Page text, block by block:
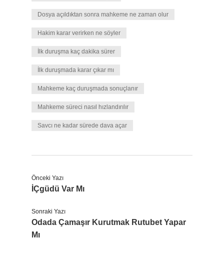
Dosya açıldıktan sonra mahkeme ne zaman olur
Hakim karar verirken ne söyler
İlk duruşma kaç dakika sürer
İlk duruşmada karar çıkar mı
Mahkeme kaç duruşmada sonuçlanır
Mahkeme süreci nasıl hızlandırılır
Savcı ne kadar sürede dava açar
Önceki Yazı
İÇgüdü Var Mı
Sonraki Yazı
Odada Çamaşır Kurutmak Rutubet Yapar
Mı